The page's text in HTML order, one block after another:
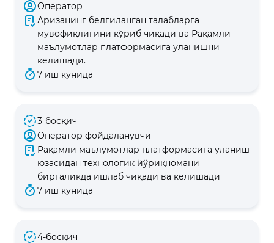
Оператор
Аризанинг белгиланган талабларга
мувофиқлигини кўриб чиқади ва Рақамли
маълумотлар платформасига уланишни
келишади.
7 иш кунида
3-босқич
Оператор фойдаланувчи
Рақамли маълумотлар платформасига уланиш
юзасидан технологик йўриқномани
биргаликда ишлаб чиқади ва келишади
7 иш кунида
4-босқич